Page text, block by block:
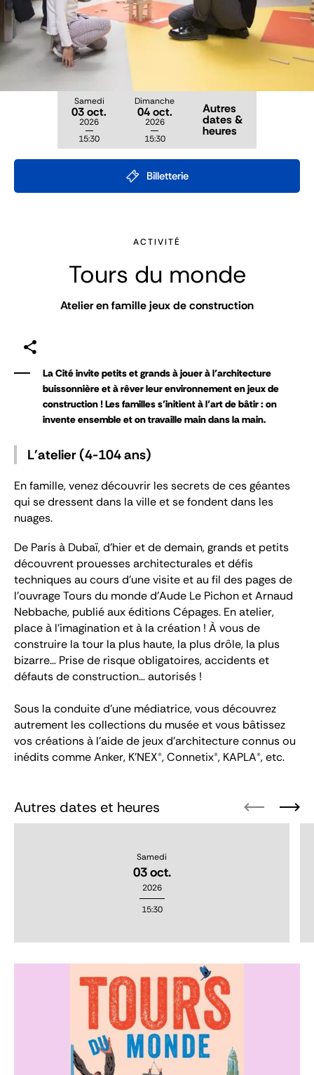
Samedi
03 oct.
2026
15:30
Dimanche
04 oct.
2026
15:30
Autres
dates &
heures
Billetterie
Tours du monde
Atelier en famille jeux de construction
ACTIVITÉ
La Cité invite petits et grands à jouer à l’architecture
buissonnière et à rêver leur environnement en jeux de
construction ! Les familles s’initient à l’art de bâtir : on
invente ensemble et on travaille main dans la main.
L'atelier (4-104 ans)
En famille, venez découvrir les secrets de ces géantes
qui se dressent dans la ville et se fondent dans les
nuages.
De Paris à Dubaï, d’hier et de demain, grands et petits
découvrent prouesses architecturales et défis
techniques au cours d’une visite et au fil des pages de
l’ouvrageTours du monded’Aude Le Pichon et Arnaud
Nebbache, publié aux éditions Cépages. En atelier,
place à l’imagination et à la création ! À vous de
construire la tour la plus haute, la plus drôle, la plus
bizarre… Prise de risque obligatoires, accidents et
défauts de construction… autorisés !
Sous la conduite d'une médiatrice, vous découvrez
autrement les collections du musée et vous bâtissez
vos créations à l'aide de jeux d'architecture connus ou
inédits comme Anker, K'NEX®, Connetix®, KAPLA®, etc.
Autres dates et heures
Samedi
03 oct.
2026
15:30